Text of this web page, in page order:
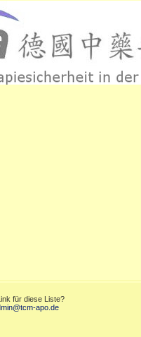
für diese Liste?
apo.de